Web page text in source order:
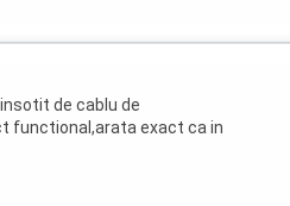
de cablu de
functional,arata exact ca in